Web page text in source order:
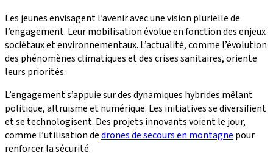
Les jeunes envisagent l’avenir avec une vision plurielle de
l’engagement. Leur mobilisation évolue en fonction des enjeux
sociétaux et environnementaux. L’actualité, comme l’évolution
des phénomènes climatiques et des crises sanitaires, oriente
leurs priorités.
L’engagement s’appuie sur des dynamiques hybrides mêlant
politique, altruisme et numérique. Les initiatives se diversifient
et se technologisent. Des projets innovants voient le jour,
comme l’utilisation dedrones de secours en montagne pour
renforcer la sécurité.